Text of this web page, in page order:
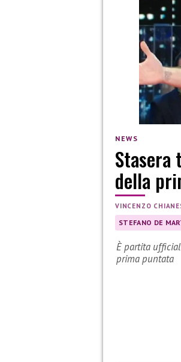
NEWS
della
VINCENZO
STEFANO DE
È partita
prima puntata